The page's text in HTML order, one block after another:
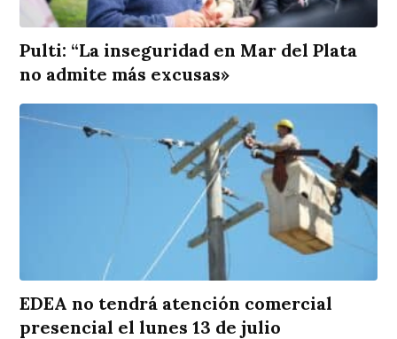
Pulti: “La inseguridad en Mar del Plata
no admite más excusas»
EDEA no tendrá atención comercial
presencial el lunes 13 de julio